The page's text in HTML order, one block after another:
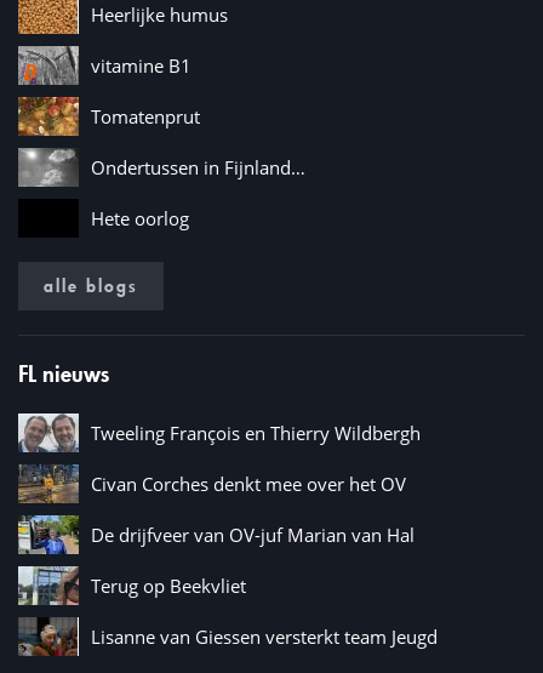
Heerlijke humus
vitamine B1
Tomatenprut
Ondertussen in Fijnland…
Hete oorlog
alle blogs
FL nieuws
Tweeling François en Thierry Wildbergh
Civan Corches denkt mee over het OV
De drijfveer van OV-juf Marian van Hal
Terug op Beekvliet
Lisanne van Giessen versterkt team Jeugd